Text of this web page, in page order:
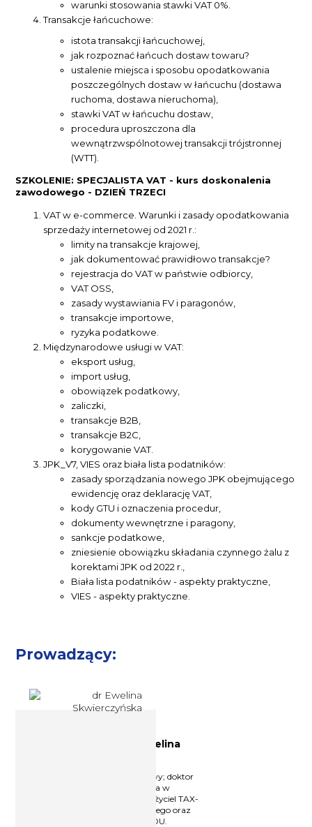
warunki stosowania stawki VAT 0%.
Transakcje łańcuchowe:
istota transakcji łańcuchowej,
jak rozpoznać łańcuch dostaw towaru?
ustalenie miejsca i sposobu opodatkowania
poszczególnych dostaw w łańcuchu (dostawa
ruchoma, dostawa nieruchoma),
stawki VAT w łańcuchu dostaw,
procedura uproszczona dla
wewnątrzwspólnotowej transakcji trójstronnej
(WTT).
SZKOLENIE: SPECJALISTA VAT - kurs doskonalenia
zawodowego - DZIEŃ TRZECI
VAT w e-commerce. Warunki i zasady opodatkowania
sprzedaży internetowej od 2021 r.:
limity na transakcje krajowej,
jak dokumentować prawidłowo transakcje?
rejestracja do VAT w państwie odbiorcy,
VAT OSS,
zasady wystawiania FV i paragonów,
transakcje importowe,
ryzyka podatkowe.
Międzynarodowe usługi w VAT:
eksport usług,
import usług,
obowiązek podatkowy,
zaliczki,
transakcje B2B,
transakcje B2C,
korygowanie VAT.
JPK_V7, VIES oraz biała lista podatników:
zasady sporządzania nowego JPK obejmującego
ewidencję oraz deklarację VAT,
kody GTU i oznaczenia procedur,
dokumenty wewnętrzne i paragony,
sankcje podatkowe,
zniesienie obowiązku składania czynnego żalu z
korektami JPK od 2022 r.,
Biała lista podatników - aspekty praktyczne,
VIES - aspekty praktyczne.
Prowadzący:
Doradca podatkowy dr Ewelina
Licencjonowany doradca podatkowy; doktor
nauk prawnych w dziedzinie prawa w
specjalizacji prawo finansowe; założyciel TAX-
ES Kancelarii doradztwa podatkowego oraz
współzałożyciel i partner w LEX4YOU.